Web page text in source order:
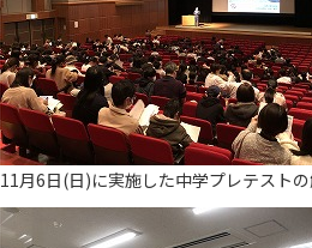
11月6日(日)に実施した中学プレテスト